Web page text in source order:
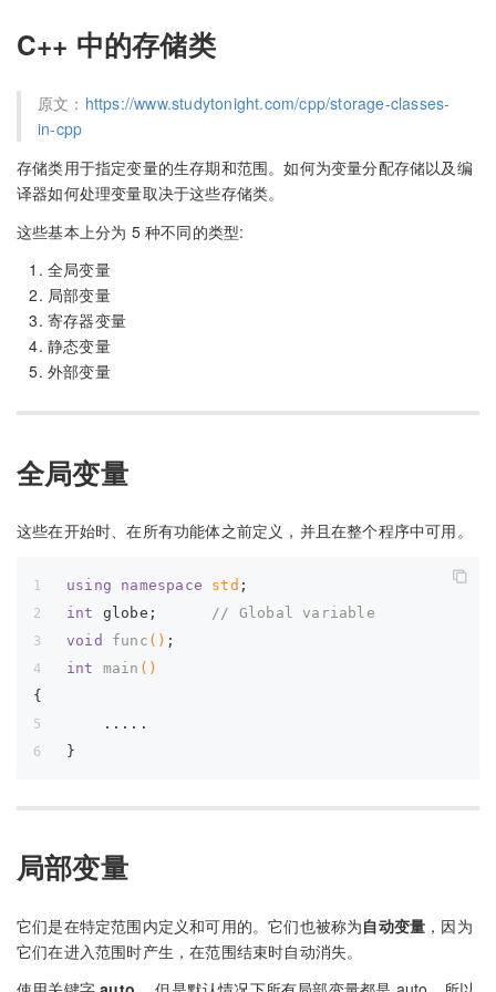
C++ 中的存储类
原文： https://www.studytonight.com/cpp/storage-classes-
in-cpp
存储类用于指定变量的生存期和范围。如何为变量分配存储以及编
译器如何处理变量取决于这些存储类。
这些基本上分为 5 种不同的类型:
全局变量
局部变量
寄存器变量
静态变量
外部变量
全局变量
这些在开始时、在所有功能体之前定义，并且在整个程序中可用。
using namespace std ;
int
globe;
// Global variable
void
func () ;
int
main ()
{
    .....
}
局部变量
它们是在特定范围内定义和可用的。它们也被称为自动变量 ，因为
它们在进入范围时产生，在范围结束时自动消失。